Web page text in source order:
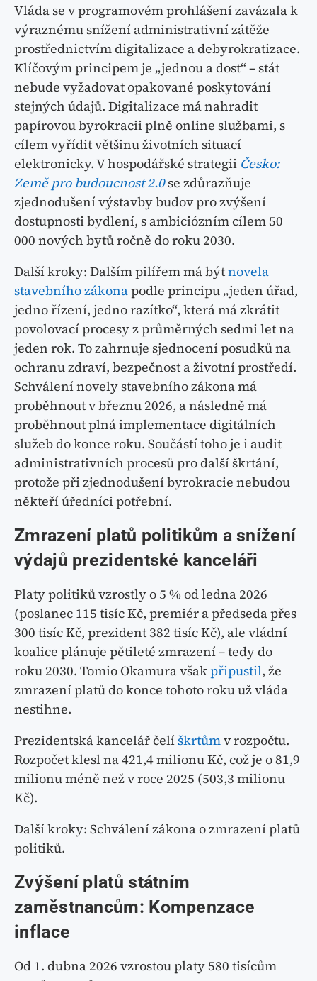
Vláda se v programovém prohlášení zavázala k
výraznému snížení administrativní zátěže
prostřednictvím digitalizace a debyrokratizace.
Klíčovým principem je „jednou a dost“ – stát
nebude vyžadovat opakované poskytování
stejných údajů. Digitalizace má nahradit
papírovou byrokracii plně online službami, s
cílem vyřídit většinu životních situací
elektronicky. V hospodářské strategii Česko:
Země pro budoucnost 2.0se zdůrazňuje
zjednodušení výstavby budov pro zvýšení
dostupnosti bydlení, s ambiciózním cílem 50
000 nových bytů ročně do roku 2030.
Další kroky: Dalším pilířem má býtnovela
stavebního zákonapodle principu „jeden úřad,
jedno řízení, jedno razítko“, která má zkrátit
povolovací procesy z průměrných sedmi let na
jeden rok. To zahrnuje sjednocení posudků na
ochranu zdraví, bezpečnost a životní prostředí.
Schválení novely stavebního zákona má
proběhnout v březnu 2026, a následně má
proběhnout plná implementace digitálních
služeb do konce roku. Součástí toho je i audit
administrativních procesů pro další škrtání,
protože při zjednodušení byrokracie nebudou
někteří úředníci potřební.
Zmrazení platů politikům a snížení
výdajů prezidentské kanceláři
Platy politiků vzrostly o 5 % od ledna 2026
(poslanec 115 tisíc Kč, premiér a předseda přes
300 tisíc Kč, prezident 382 tisíc Kč), ale vládní
koalice plánuje pětileté zmrazení – tedy do
roku 2030. Tomio Okamura všakpřipustil, že
zmrazení platů do konce tohoto roku už vláda
nestihne.
Prezidentská kancelář čelíškrtůmv rozpočtu.
Rozpočet klesl na 421,4 milionu Kč, což je o 81,9
milionu méně než v roce 2025 (503,3 milionu
Kč).
Další kroky: Schválení zákona o zmrazení platů
politiků.
Zvýšení platů státním
zaměstnancům: Kompenzace
inflace
Od 1. dubna 2026 vzrostou platy 580 tisícům